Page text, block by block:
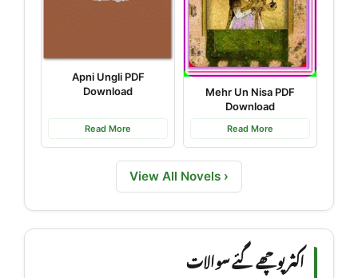
Apni Ungli PDF
Download
Read More
Mehr Un Nisa PDF
Download
Read More
View All Novels ›
اکثر پوچھے گئے سوالات